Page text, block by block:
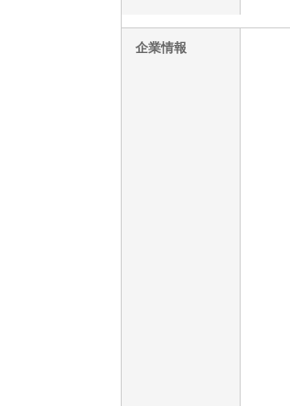
企業情報